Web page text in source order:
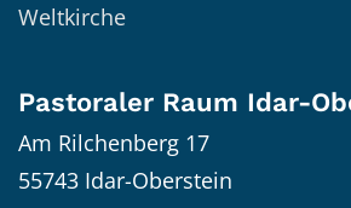
Weltkirche
Pastoraler Raum Idar-
Am Rilchenberg 17
55743 Idar-Oberstein